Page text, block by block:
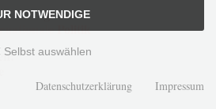
und Laurent Geslin
größten
Politik
NOTWENDIGE
Selbst auswählen
Datenschutzerklärung Impressum